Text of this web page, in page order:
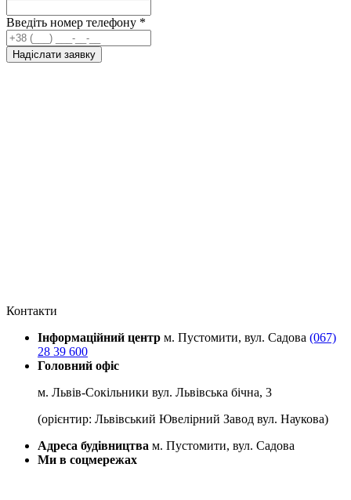
Введіть номер телефону *
Надіслати заявку
Контакти
Інформаційний центр м. Пустомити, вул. Садова (067)
28 39 600
Головний офіс
м. Львів-Сокільники вул. Львівська бічна, 3
(орієнтир: Львівський Ювелірний Завод вул. Наукова)
Адреса будівництва м. Пустомити, вул. Садова
Ми в соцмережах